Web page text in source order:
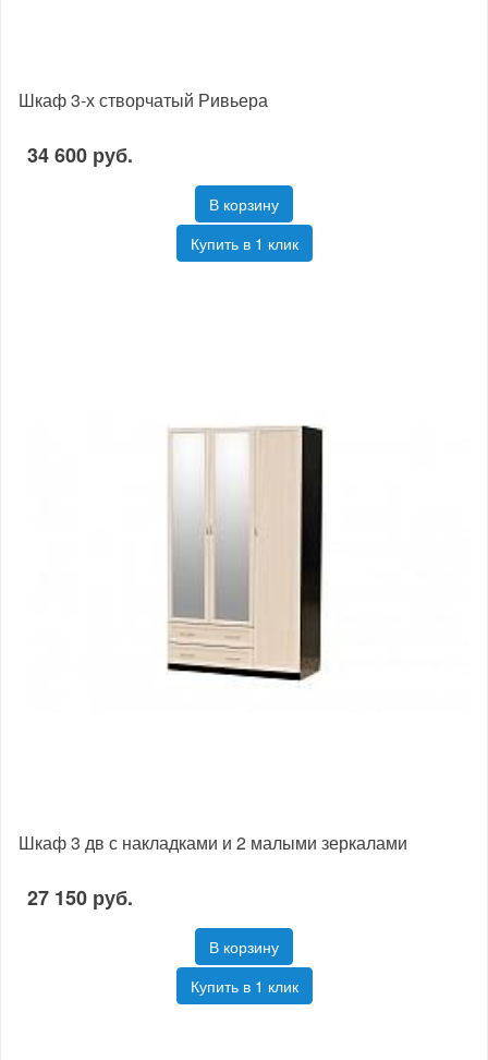
Шкаф 3-х створчатый Ривьера
34 600 руб.
В корзину
Купить в 1 клик
Шкаф 3 дв с накладками и 2 малыми зеркалами
27 150 руб.
В корзину
Купить в 1 клик